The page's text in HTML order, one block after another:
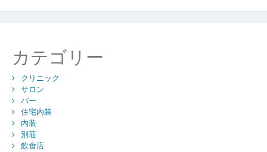
カテゴリー
クリニック
サロン
バー
住宅内装
内装
別荘
飲食店